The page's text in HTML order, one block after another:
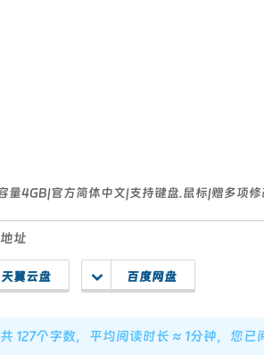
量4GB|官方简体中文|支持键盘.鼠标|赠多项修
址
天翼云盘 百度网盘
127个字数，平均阅读时长 ≈ 1分钟，您已